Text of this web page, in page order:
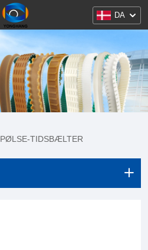
DA
PØLSE-TIDSBÆLTER